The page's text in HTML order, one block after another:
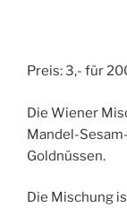
Preis: 3,- für
Die Wiener
Mandel-
Goldnüssen.
Die Mischung